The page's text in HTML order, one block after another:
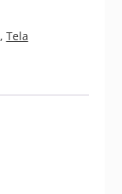
, Tela